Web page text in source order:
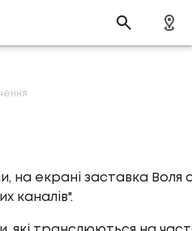
на екрані заставка Воля
каналів".